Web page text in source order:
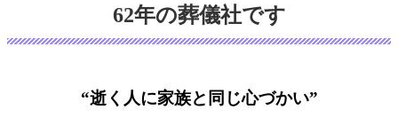
62年の葬儀社です
“逝く人に家族と同じ心づかい”